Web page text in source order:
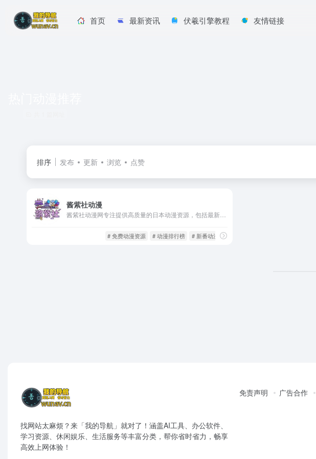
首页 最新资讯 伏羲引擎教程 友情链接
排序 发布 更新 浏览 点赞
酱紫社动漫
# 免费动漫资源 # 动漫排行榜 # 新番动漫
找网站太麻烦？来「我的导航」就对了！涵盖AI工具、办公软件、
学习资源、休闲娱乐、生活服务等丰富分类，帮你省时省力，畅享
高效上网体验！
免责声明 广告合作